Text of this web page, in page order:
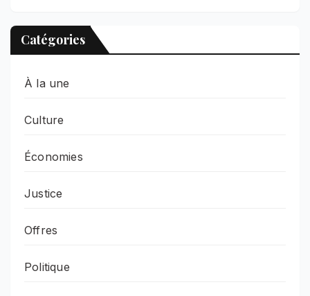
Catégories
À la une
Culture
Économies
Justice
Offres
Politique